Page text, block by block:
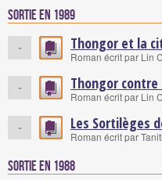
Sortie en 1989
- Thongor et la
Roman écrit par Lin
- Thongor
Roman écrit par Lin
- Les Sortilèges
Roman écrit par
Sortie en 1988